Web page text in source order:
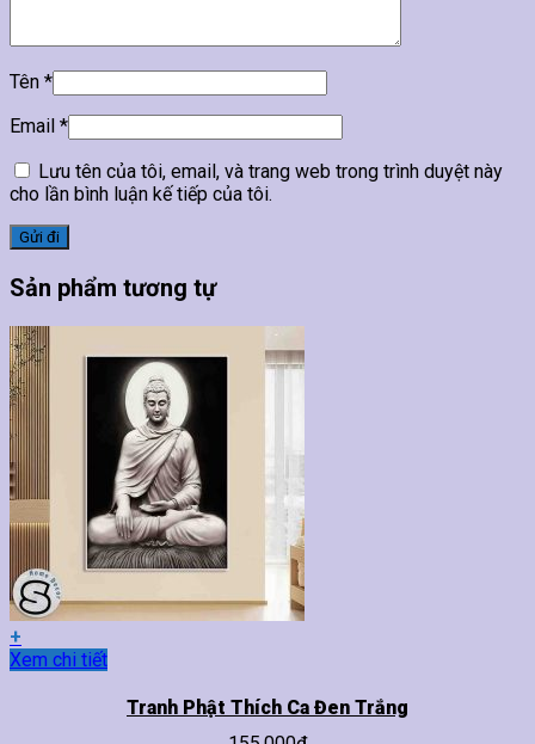
Tên *
Email *
Lưu tên của tôi, email, và trang web trong trình duyệt này
cho lần bình luận kế tiếp của tôi.
Sản phẩm tương tự
+
Sản
Xem chi tiết
Tranh Phật Thích Ca Đen Trắng